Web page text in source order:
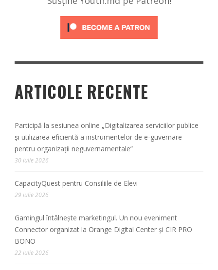
ARTICOLE RECENTE
Participă la sesiunea online „Digitalizarea serviciilor publice
și utilizarea eficientă a instrumentelor de e-guvernare
pentru organizații neguvernamentale”
30 iulie 2026
CapacityQuest pentru Consiliile de Elevi
29 iulie 2026
Gamingul întâlnește marketingul. Un nou eveniment
Connector organizat la Orange Digital Center și CIR PRO
BONO
22 iulie 2026